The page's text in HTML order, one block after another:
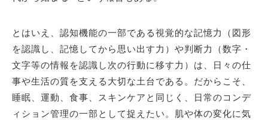
とはいえ、認知機能の一部である視覚的な記憶力（図形
を認識し、記憶してから思い出す力）や判断力（数字・
文字等の情報を認識し次の行動に移す力）は、日々の仕
事や生活の質を支える大切な土台である。だからこそ、
睡眠、運動、食事、スキンケアと同じく、日常のコンデ
ィション管理の一部として捉えたい。肌や体の変化に気